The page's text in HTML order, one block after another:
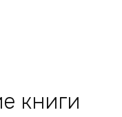
книги